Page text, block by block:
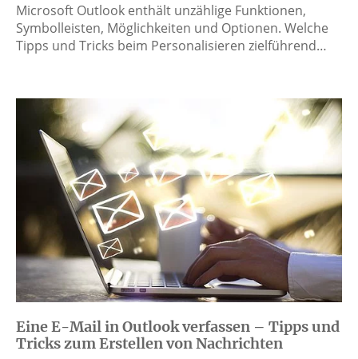
Microsoft Outlook enthält unzählige Funktionen,
Symbolleisten, Möglichkeiten und Optionen. Welche
Tipps und Tricks beim Personalisieren zielführend…
Eine E-Mail in Outlook verfassen – Tipps und
Tricks zum Erstellen von Nachrichten